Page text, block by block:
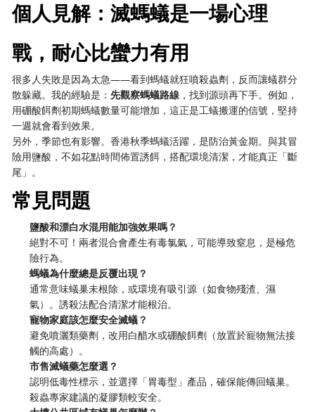
個人見解：滅螞蟻是一場心理
戰，耐心比蠻力有用
很多人失敗是因為太急——看到螞蟻就狂噴殺蟲劑，反而讓蟻群分
散躲藏。我的經驗是：​​先觀察螞蟻路線​ ​，找到源頭再下手。例如，
用硼酸餌劑初期螞蟻數量可能增加，這正是工蟻搬運的信號，堅持
一週就會看到效果。
另外，季節也有影響。香港秋季螞蟻活躍，是防治黃金期。與其冒
險用鹽酸，不如花點時間佈置誘餌，搭配環境清潔，才能真正「斷
尾」。
常見問題
​鹽酸和漂白水混用能加強效果嗎？​
絕對不可！兩者混合會產生有毒氯氣，可能導致窒息，是極危
險行為。
​螞蟻為什麼總是反覆出現？​
通常意味蟻巢未根除，或環境有吸引源（如食物殘渣、濕
氣）。誘殺法配合清潔才能根治。
​寵物家庭該怎麼安全滅蟻？​
避免噴灑類藥劑，改用白醋水或硼酸餌劑（放置於寵物無法接
觸的高處）。
​市售滅蟻藥怎麼選？​
認明低毒性標示，並選擇「胃毒型」產品，確保能傳回蟻巢。
殺蟲專家建議的凝膠類較安全。